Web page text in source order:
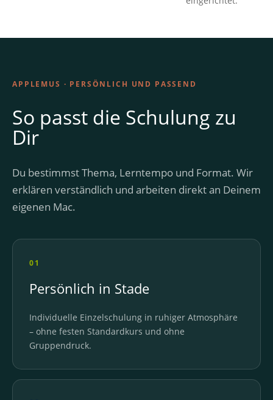
APPLEMUS · PERSÖNLICH UND PASSEND
So passt die Schulung zu
Dir
Du bestimmst Thema, Lerntempo und Format. Wir
erklären verständlich und arbeiten direkt an Deinem
eigenen Mac.
01
Persönlich in Stade
Individuelle Einzelschulung in ruhiger Atmosphäre
– ohne festen Standardkurs und ohne
Gruppendruck.